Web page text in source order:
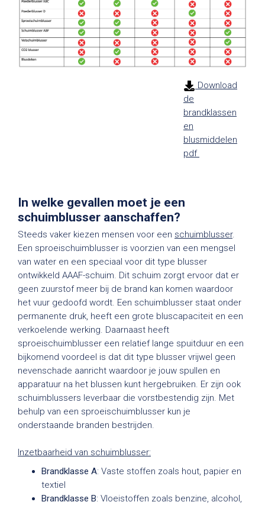
Download
de
brandklassen
en
blusmiddelen
pdf
In welke gevallen moet je een
schuimblusser aanschaffen?
Steeds vaker kiezen mensen voor een schuimblusser.
Een sproeischuimblusser is voorzien van een mengsel
van water en een speciaal voor dit type blusser
ontwikkeld AAAF-schuim. Dit schuim zorgt ervoor dat er
geen zuurstof meer bij de brand kan komen waardoor
het vuur gedoofd wordt. Een schuimblusser staat onder
permanente druk, heeft een grote bluscapaciteit en een
verkoelende werking. Daarnaast heeft
sproeischuimblusser een relatief lange spuitduur en een
bijkomend voordeel is dat dit type blusser vrijwel geen
nevenschade aanricht waardoor je jouw spullen en
apparatuur na het blussen kunt hergebruiken. Er zijn ook
schuimblussers leverbaar die vorstbestendig zijn. Met
behulp van een sproeischuimblusser kun je
onderstaande branden bestrijden.
Inzetbaarheid van schuimblusser:
Brandklasse A: Vaste stoffen zoals hout, papier en
textiel
Brandklasse B: Vloeistoffen zoals benzine, alcohol,